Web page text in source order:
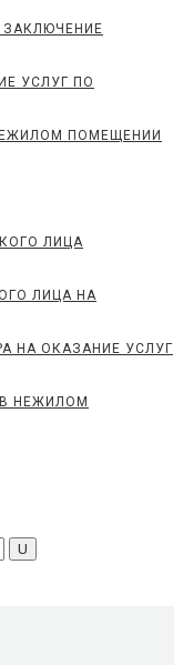
ЗАКЛЮЧЕНИЕ
УСЛУГ ПО
ПОМЕЩЕНИИ
ЛИЦА
ЛИЦА НА
НА ОКАЗАНИЕ УСЛУГ
НЕЖИЛОМ